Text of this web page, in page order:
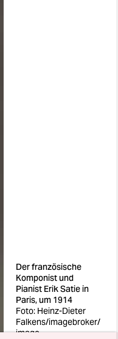
Der französische
Komponist und
Pianist Erik Satie in
Paris, um 1914
Foto: Heinz-Dieter
Falkens/imagebroker/
imago